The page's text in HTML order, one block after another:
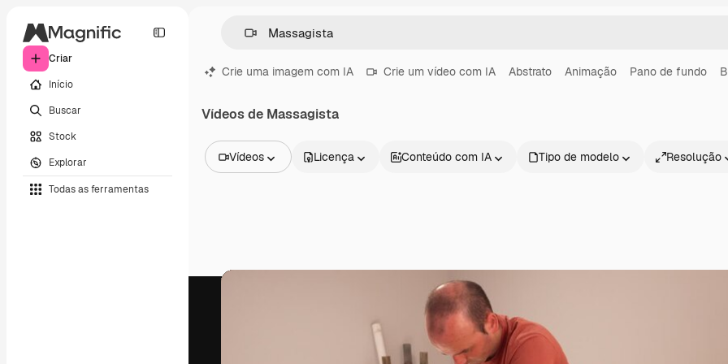
Criar
Início
Buscar
Stock
Explorar
Todas as ferramentas
Crie uma imagem com IA Crie um vídeo com IA Abstrato Animação Pano de fundo
Vídeos de Massagista
Vídeos
Vídeos
Licença Conteúdo com IA Tipo de modelo Resolução
Produtos